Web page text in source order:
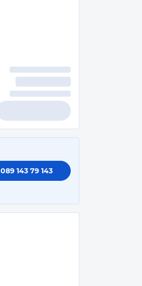
089 143 79 143